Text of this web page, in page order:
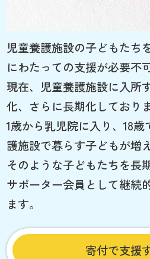
児童養護施設の子どもたち
にわたっての支援が必要不
現在、児童養護施設に入所
化、さらに長期化しており
1歳から乳児院に入り、18
護施設で暮らす子どもが増
そのような子どもたちを長
サポーター会員として継続
ます。
寄付で支援